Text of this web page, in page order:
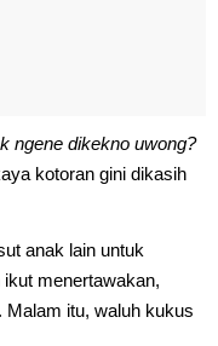
ngene dikekno uwong?
kotoran gini dikasih
anak lain untuk
menertawakan,
Malam itu, waluh kukus